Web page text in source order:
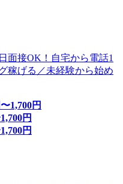
面接OK！自宅から電話1
稼げる／未経験から始め
1,700円
1,700円
1,700円